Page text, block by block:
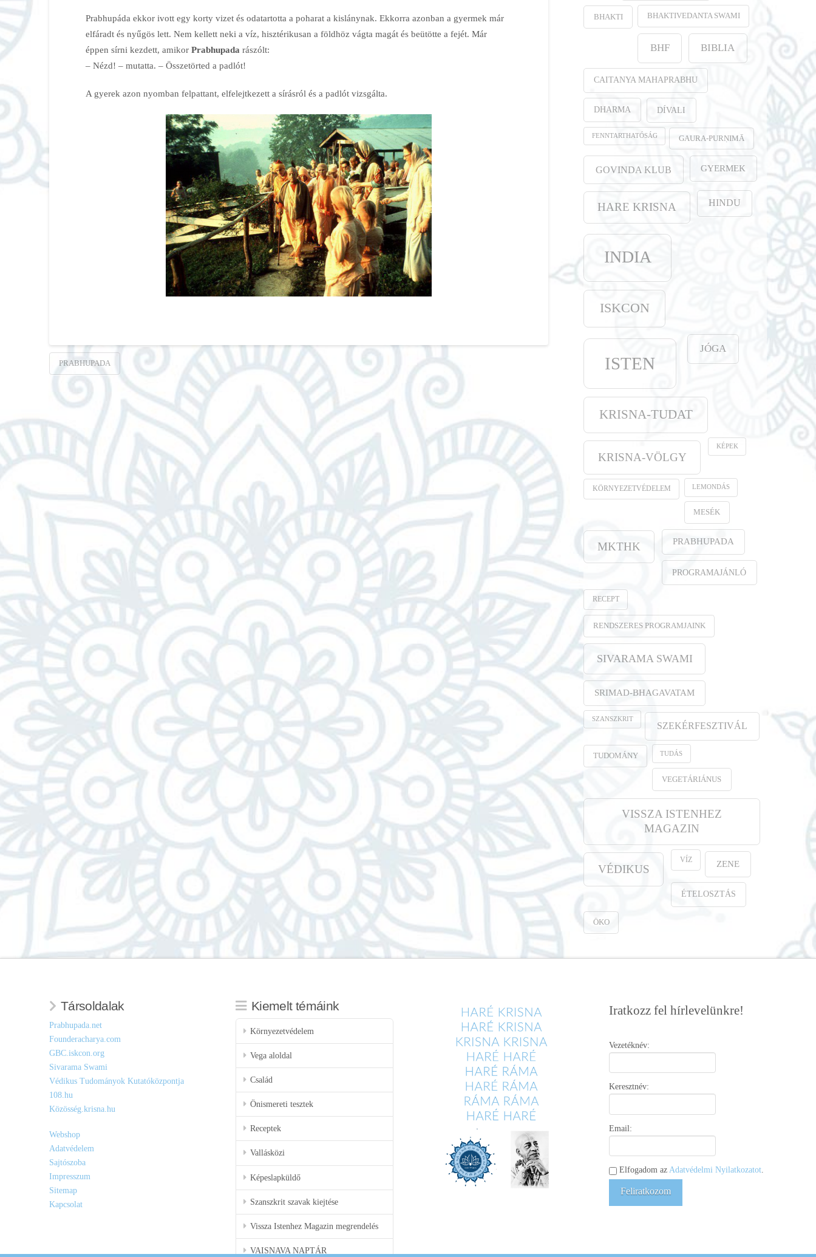
Prabhupáda ekkor ivott egy korty vizet és odatartotta a poharat a kislánynak. Ekkorra azonban a gyermek már
elfáradt és nyűgös lett. Nem kellett neki a víz, hisztérikusan a földhöz vágta magát és beütötte a fejét. Már
éppen sírni kezdett, amikor Prabhupada rászólt:
– Nézd! – mutatta. – Összetörted a padlót!
A gyerek azon nyomban felpattant, elfelejtkezett a sírásról és a padlót vizsgálta.
PRABHUPADA
BHAKTI BHAKTIVEDANTA SWAMI
BHF BIBLIA
CAITANYA MAHAPRABHU
DHARMA DÍVALI
FENNTARTHATÓSÁG GAURA-PURṆIMĀ
GOVINDA KLUB GYERMEK
HARE KRISNA HINDU
INDIA
ISKCON
ISTEN
JÓGA
KRISNA-TUDAT
KRISNA-VÖLGY
KÉPEK
KÖRNYEZETVÉDELEM LEMONDÁS
MESÉK
MKTHK PRABHUPADA
PROGRAMAJÁNLÓ
RECEPT
RENDSZERES PROGRAMJAINK
SIVARAMA SWAMI
SRIMAD-BHAGAVATAM
SZANSZKRIT
SZEKÉRFESZTIVÁL
TUDOMÁNY TUDÁS
VEGETÁRIÁNUS
VISSZA ISTENHEZ
MAGAZIN
VÉDIKUS
VÍZ ZENE
ÉTELOSZTÁS
ÖKO
Társoldalak
Prabhupada.net
Founderacharya.com
GBC.iskcon.org
Sivarama Swami
Védikus Tudományok Kutatóközpontja
108.hu
Közösség.krisna.hu
Webshop
Adatvédelem
Sajtószoba
Impresszum
Sitemap
Kapcsolat
Kiemelt témáink
Környezetvédelem
Vega aloldal
Család
Önismereti tesztek
Receptek
Vallásközi
Képeslapküldő
Szanszkrit szavak kiejtése
Vissza Istenhez Magazin megrendelés
VAISNAVA NAPTÁR
Iratkozz fel hírlevelünkre!
Vezetéknév:
Keresztnév:
Email:
Elfogadom azAdatvédelmi Nyilatkozatot.
Feliratkozom